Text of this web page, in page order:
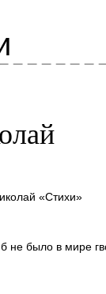
«Стихи»
не было в мире